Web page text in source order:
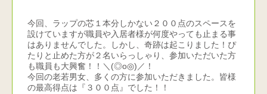
今回、ラップの芯１本分しかない２００点のスペースを
設けていますが職員や入居者様が何度やっても止まる事
はありませんでした。しかし、奇跡は起こりました！ぴ
たりと止めた方が２名いらっしゃり、参加いただいた方
も職員も大興奮！！＼(◎o◎)／！
今回の老若男女、多くの方に参加いただきました。皆様
の最高得点は『３００点』でした！！